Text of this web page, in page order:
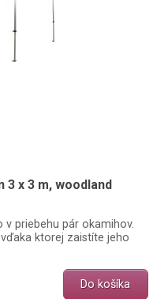
3 x 3 m, woodland
priebehu pár okamihov.
ktorej zaistíte jeho
Do košíka